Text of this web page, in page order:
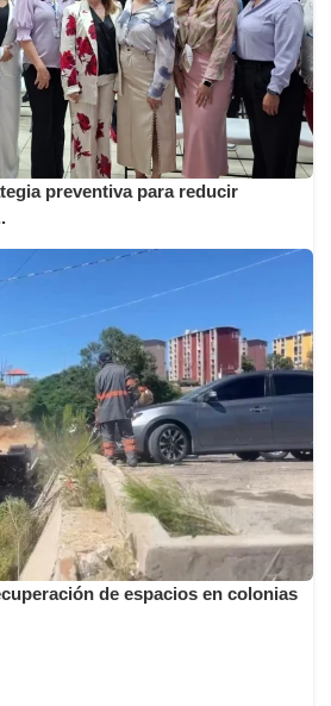
preventiva para reducir
de espacios en colonias